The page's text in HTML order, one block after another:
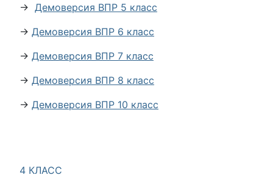
4 КЛАСС
→ Демоверсия ВПР 5 класс
→ Демоверсия ВПР 6 класс
→ Демоверсия ВПР 7 класс
→ Демоверсия ВПР 8 класс
→ Демоверсия ВПР 10 класс